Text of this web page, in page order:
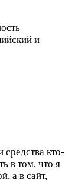
и
кто-
в том, что я
а в сайт,